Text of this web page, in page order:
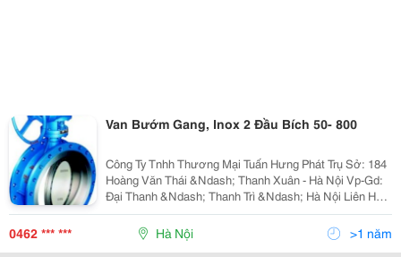
Van Bướm Gang, Inox 2 Đầu Bích 50- 800
Công Ty Tnhh Thương Mại Tuấn Hưng Phát Trụ Sở: 184
Hoàng Văn Thái &Ndash; Thanh Xuân - Hà Nội Vp-Gd:
Đại Thanh &Ndash; Thanh Trì &Ndash; Hà Nội Liên Hệ:
Mr Tuấn - Phòng Kinh Doanh
0462 *** *** Hà Nội >1 năm